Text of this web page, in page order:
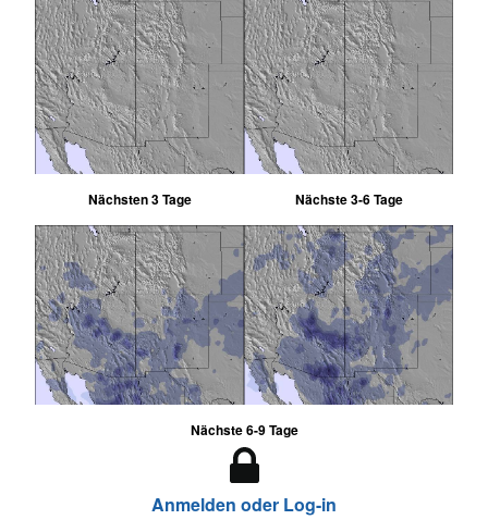
Nächsten 3 Tage Nächste 3-6 Tage
Nächste 6-9 Tage
Anmelden oder Log-in